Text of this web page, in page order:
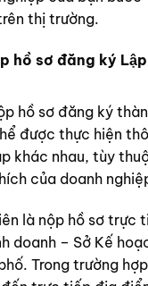
thị trường.
hồ sơ đăng ký
hồ sơ đăng ký
được thực hiện
khác nhau, tùy
của doanh
là nộp hồ sơ trực
doanh – Sở Kế
Trong trường